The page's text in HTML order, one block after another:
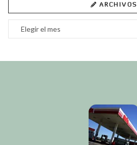
ARCHIVOS
Archivos